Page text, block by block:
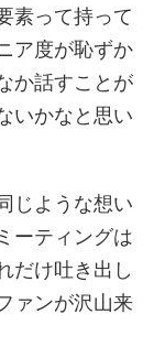
素って持って
ア度が恥ずか
か話すことが
いかなと思い
じような想い
ーティングは
だけ吐き出し
ァンが沢山来